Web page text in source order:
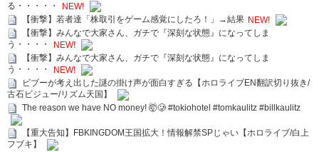
る・・・・・
NEW!
【衝撃】若者達「株取引をゲーム感覚にしたろ！」→結果 NEW!
【衝撃】みんなで大家さん、ガチで『深刻な状態』になってしま
う・・・・
NEW!
【衝撃】みんなで大家さん、ガチで『深刻な状態』になってしま
う・・・・
NEW!
ビブーが考え出した謎の掛け声が面白すぎる【ホロライブEN翻訳切り抜き/
古石ビジュー/リズム天国】
The reason we have NO money! 🤯🥲 #tokiohotel #tomkaulitz #billkaulitz
【重大告知】FBKINGDOM王国拡大！情報解禁SPじゃい【ホロライブ/白上
フブキ】